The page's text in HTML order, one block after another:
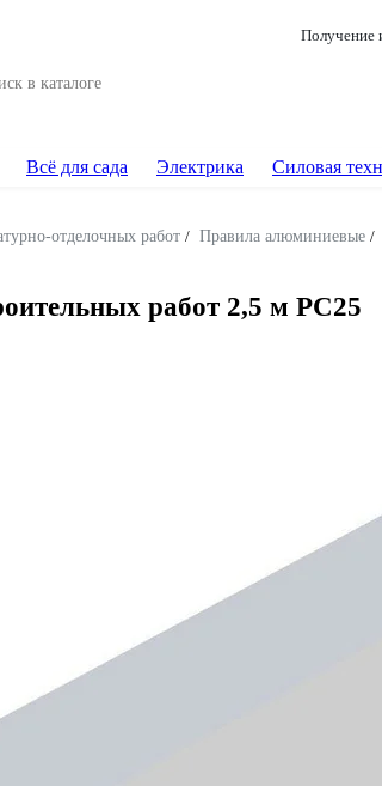
Получение
Всё для сада Электрика Силовая
отделочных работ / Правила алюминиевые /
работ 2,5 м РС25